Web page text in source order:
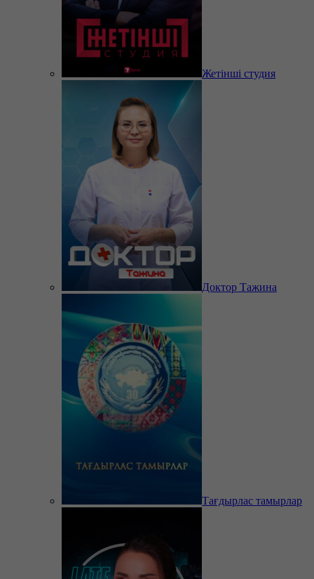
Жетінші студия
Доктор Тажина
Тағдырлас тамырлар